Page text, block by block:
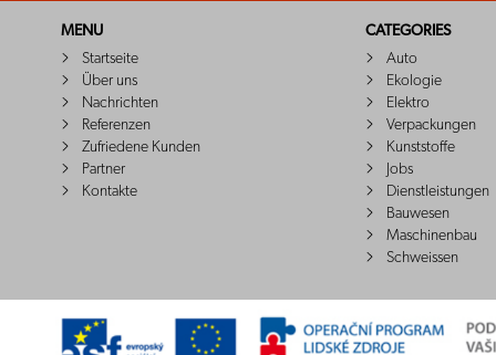
MENU
Startseite
Über uns
Nachrichten
Referenzen
Zufriedene Kunden
Partner
Kontakte
CATEGORIES
Auto
Ekologie
Elektro
Verpackungen
Kunststoffe
Jobs
Dienstleistungen
Bauwesen
Maschinenbau
Schweissen